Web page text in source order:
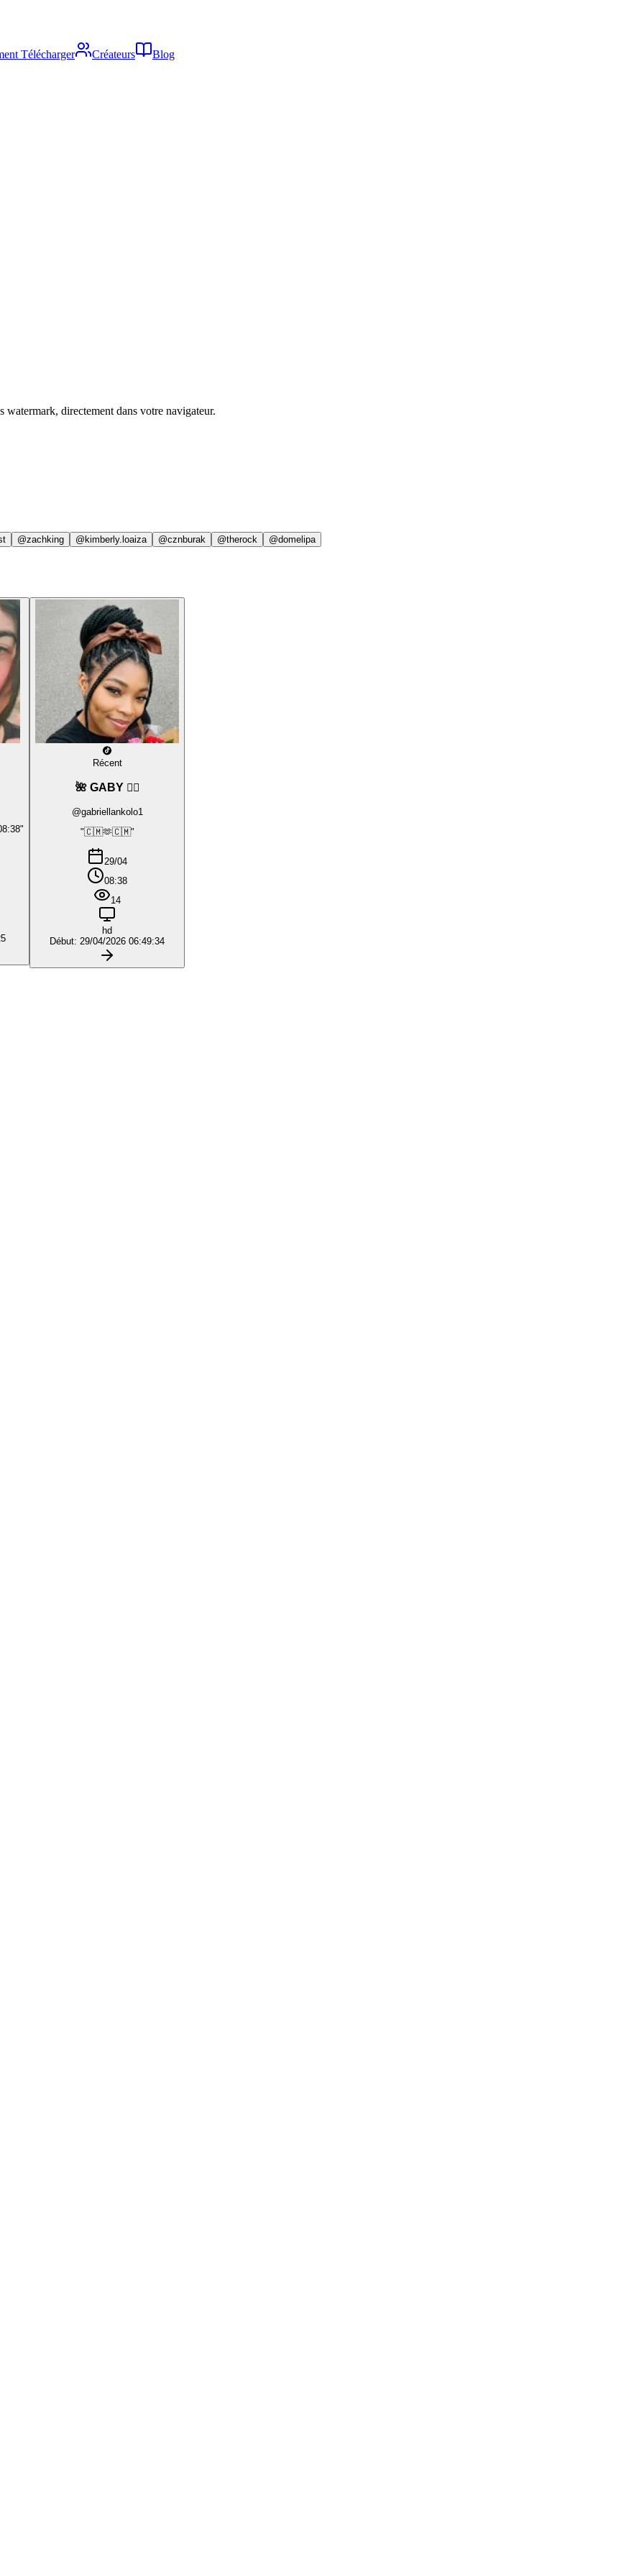
Télécharger Créateurs Blog
watermark, directement dans votre navigateur.
@zachking @kimberly.loaiza @cznburak @therock @domelipa
Récent
🌺 GABY ❤️‍🔥
@gabriellankolo1
"🇨🇲🫶🇨🇲"
29/04
08:38
14
hd
Début: 29/04/2026 06:49:34